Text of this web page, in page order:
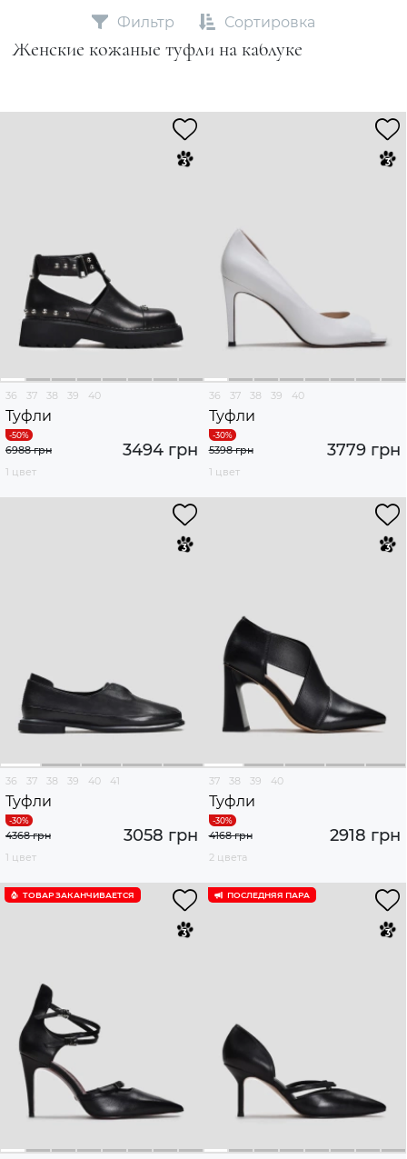
Женские кожаные туфли на каблуке
Фильтр Сортировка
36 37 38 39 40
Туфли
3494 грн
6988 грн
1 цвет
36 37 38 39 40
Туфли
3779 грн
5398 грн
1 цвет
36 37 38 39 40 41
Туфли
3058 грн
4368 грн
1 цвет
37 38 39 40
Туфли
2918 грн
4168 грн
2 цвета
ТОВАР ЗАКАНЧИВАЕТСЯ ПОСЛЕДНЯЯ ПАРА